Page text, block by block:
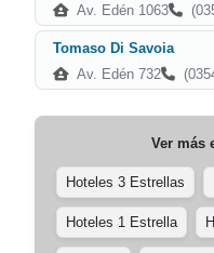
Av. Edén 1063
Tomaso Di Savoia
Av. Edén 732
Ver más
Hoteles 3 Estrellas
Hoteles 1 Estrella